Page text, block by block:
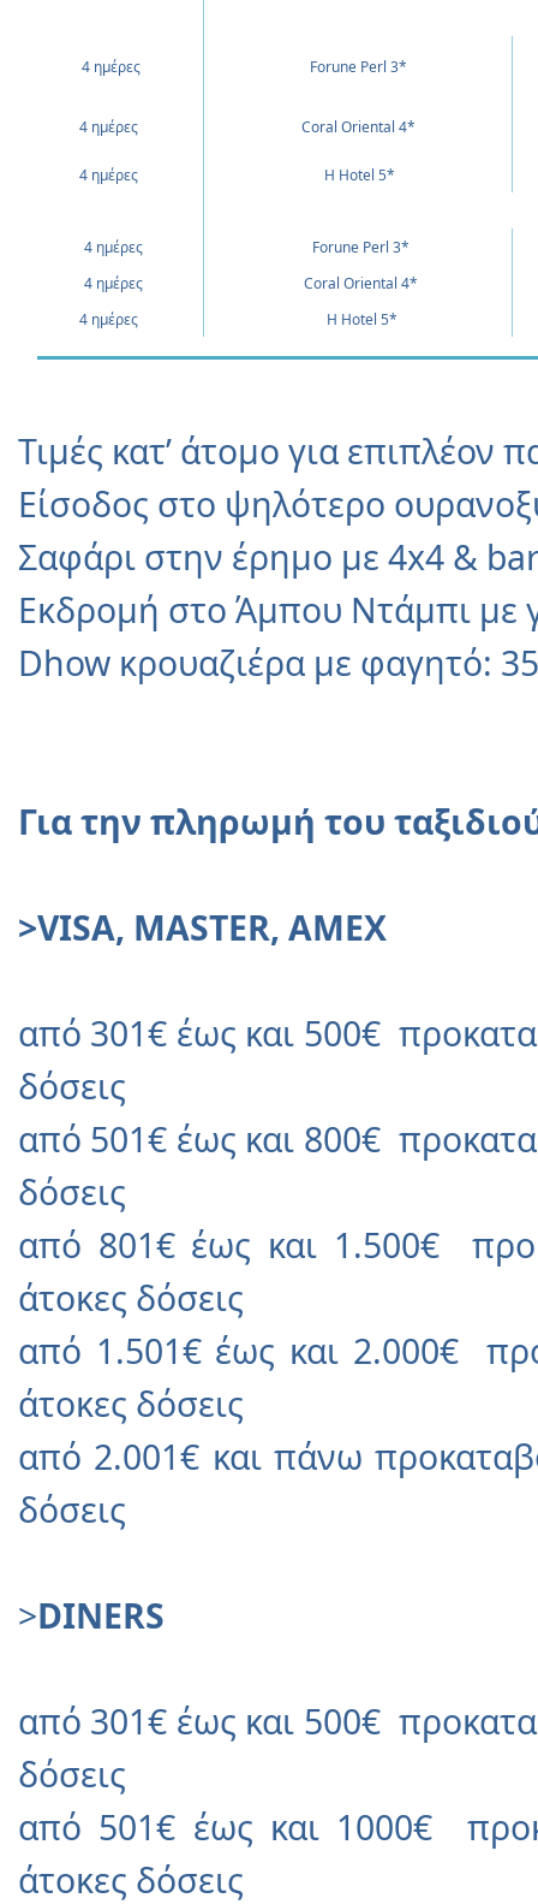
4 ημέρες Forune Perl 3*
4 ημέρες Coral Oriental 4*
4 ημέρες H Hotel 5*
4 ημέρες
Forune Perl 3*
4 ημέρες
Coral Oriental 4*
4 ημέρες
H Hotel 5*
Τιμές κατ’ άτομο για επιπλέον
Είσοδος στο ψηλότερο
Σαφάρι στην έρημο με 4x4 &
Εκδρομή στο Άμπου Ντάμπι
Dhow κρουαζιέρα με φαγητό:
Για την πληρωμή του
>VISA, MASTER, AMEX
από 301€ έως και 500€
δόσεις
από 501€ έως και 800€
δόσεις
από 801€ έως και 1.500€
άτοκες δόσεις
από 1.501€ έως και 2.000€
άτοκες δόσεις
από 2.001€ και πάνω
δόσεις
>DINERS
από 301€ έως και 500€
δόσεις
από 501€ έως και 1000€
άτοκες δόσεις